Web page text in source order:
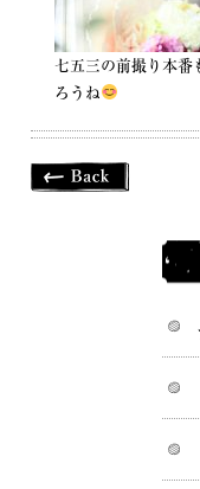
七五三の前撮り本番
ろうね